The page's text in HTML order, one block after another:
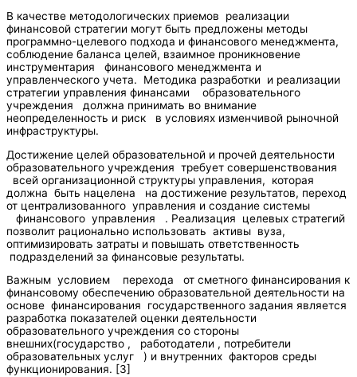
В качестве методологических приемов реализации
финансовой стратегии могут быть предложены методы
программно-целевого подхода и финансового менеджмента,
соблюдение баланса целей, взаимное проникновение
инструментария финансового менеджмента и
управленческого учета. Методика разработки и реализации
стратегии управления финансами образовательного
учреждения должна принимать во внимание
неопределенность и риск в условиях изменчивой рыночной
инфраструктуры.
Достижение целей образовательной и прочей деятельности
образовательного учреждения требует совершенствования
всей организационной структуры управления, которая
должна быть нацелена на достижение результатов, переход
от централизованного управления и создание системы
финансового управления . Реализация целевых стратегий
позволит рационально использовать активы вуза,
оптимизировать затраты и повышать ответственность
подразделений за финансовые результаты.
Важным условием перехода от сметного финансирования к
финансовому обеспечению образовательной деятельности на
основе финансирования государственного задания является
разработка показателей оценки деятельности
образовательного учреждения со стороны
внешних(государство , работодатели , потребители
образовательных услуг ) и внутренних факторов среды
функционирования. [3]